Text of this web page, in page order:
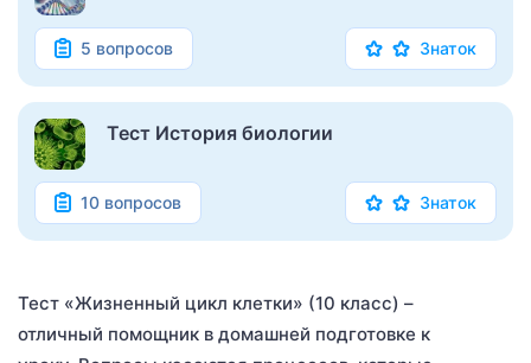
5 вопросов Знаток
Тест История биологии
10 вопросов Знаток
Тест «Жизненный цикл клетки» (10 класс) –
отличный помощник в домашней подготовке к